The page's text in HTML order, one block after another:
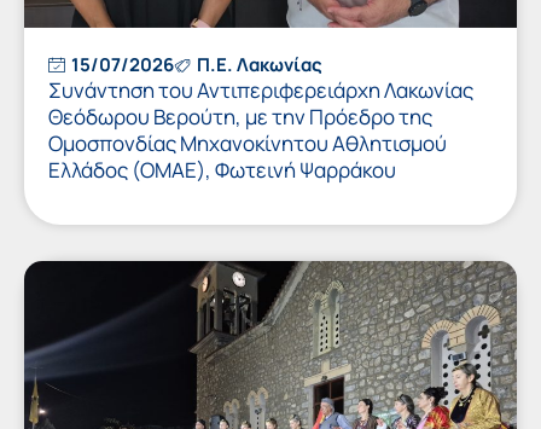
15/07/2026 Π.Ε. Λακωνίας
Συνάντηση του Αντιπεριφερειάρχη Λακωνίας
Θεόδωρου Βερούτη, με την Πρόεδρο της
Ομοσπονδίας Μηχανοκίνητου Αθλητισμού
Ελλάδος (ΟΜΑΕ), Φωτεινή Ψαρράκου